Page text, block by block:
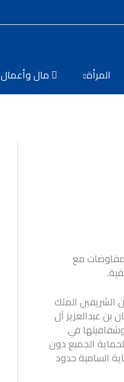
المرأة مال وأعمال
مفاوضات مع
الشريفين الملك
عبدالعزيز آل
في
الجميع دون
السامية حدود